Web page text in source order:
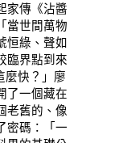
家傳《沾醬
當世間萬物
恒綠、聲如
臨界點到來
麼快？」廖
了一個藏在
老舊的、像
密碼：「一